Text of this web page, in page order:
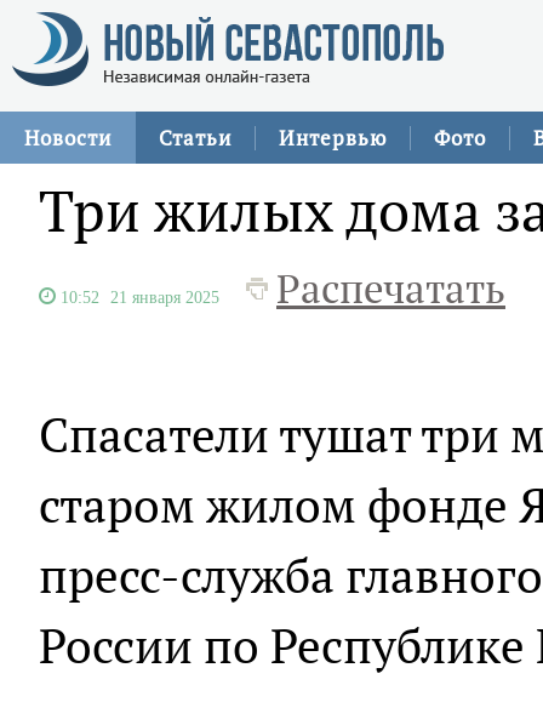
Новости Статьи Интервью Фото
Три жилых дома
10:52 21 января 2025 Распечатать
Спасатели тушат три
старом жилом фонде
пресс-служба
России по